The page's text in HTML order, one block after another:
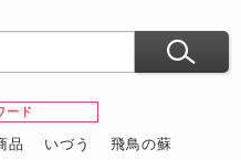
ード
品 いづう
飛鳥の蘇